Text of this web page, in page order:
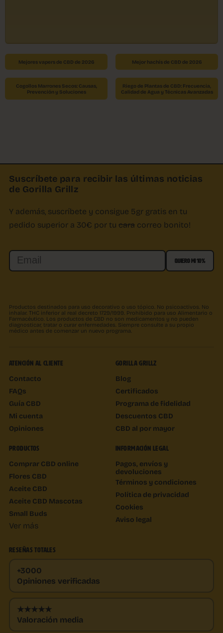
Mejores vapers de CBD de 2026 Mejor hachís de CBD de 2026
Cogollos Marrones Secos: Causas,
Prevención y Soluciones
Riego de Plantas de CBD: Frecuencia,
Calidad de Agua y Técnicas Avanzadas
Suscríbete para recibir las últimas noticias
de Gorilla Grillz
Y además, suscríbete y consigue 5gr gratis en tu
pedido superior a 30€ por tu cara correo bonito!
Email QUIERO MI 10%
Productos destinados para uso decorativo o uso tópico. No psicoactivos. No
inhalar. THC inferior al real decreto 1729/1999. Prohibido para uso Alimentario o
Farmacéutico. Los productos de CBD no son medicamentos y no pueden
diagnosticar, tratar o curar enfermedades. Siempre consulte a su propio
médico antes de comenzar un nuevo programa.
ATENCIÓN AL CLIENTE
Contacto
FAQs
Guía CBD
Mi cuenta
Opiniones
GORILLA GRILLZ
Blog
Certificados
Programa de fidelidad
Descuentos CBD
CBD al por mayor
PRODUCTOS
Comprar CBD online
Flores CBD
Aceite CBD
Aceite CBD Mascotas
Small Buds
Ver más
INFORMACIÓN LEGAL
Pagos, envíos y
devoluciones
Términos y condiciones
Política de privacidad
Cookies
Aviso legal
RESEÑAS TOTALES
+3000
Opiniones verificadas
★★★★★
Valoración media